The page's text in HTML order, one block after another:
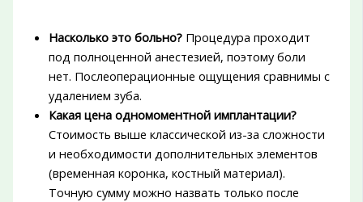
Насколько это больно?Процедура проходит
под полноценной анестезией, поэтому боли
нет. Послеоперационные ощущения сравнимы с
удалением зуба.
Какая цена одномоментной имплантации?
Стоимость выше классической из-за сложности
и необходимости дополнительных элементов
(временная коронка, костный материал).
Точную сумму можно назвать только после